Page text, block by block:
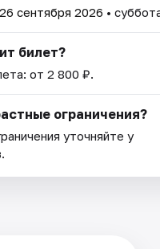
26 сентября 2026 •
билет?
от 2 800 ₽.
ограничения?
уточняйте у